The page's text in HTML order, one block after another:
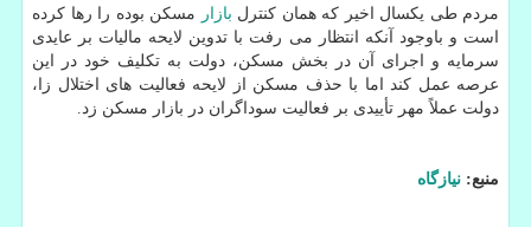
مردم طی یكسال اخیر كه همان كنترل بازار
مسكن بوده را رها كرده
است و باوجود آنكه انتظار می رفت با تدوین لایحه مالیات بر عایدی
سرمایه و اجرای آن در بخش مسكن، دولت به تكلیف خود در این
عرصه عمل كند اما با حذف مسكن از لایحه فعالیت های اختلال زا،
دولت عملاً مهر تأییدی بر فعالیت سوداگران در بازار مسكن زد.
منبع: نیازگاه